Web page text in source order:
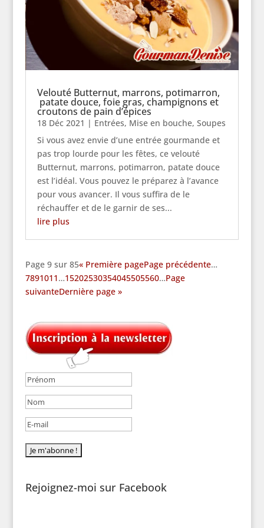
Velouté Butternut, marrons, potimarron,
patate douce, foie gras, champignons et
croutons de pain d’épices
18 Déc 2021 | Entrées, Mise en bouche, Soupes
Si vous avez envie d’une entrée gourmande et
pas trop lourde pour les fêtes, ce velouté
Butternut, marrons, potimarron, patate douce
est l’idéal. Vous pouvez le préparez à l’avance
pour vous avancer. Il vous suffira de le
réchauffer et de le garnir de ses...
lire plus
Page 9 sur 85« Première pagePage précédente…
7891011…15202530354045505560…Page
suivanteDernière page »
Rejoignez-moi sur Facebook